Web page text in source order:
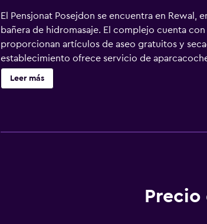
El Pensjonat Posejdon se encuentra en Rewal,
bañera de hidromasaje. El complejo cuenta
proporcionan artículos de aseo gratuitos y
establecimiento ofrece servicio de
Posejdon está a 41 km de Międzyzdroje y a 27
Solo se admiten mascotas de hasta 10 kg.
Leer más
Precio